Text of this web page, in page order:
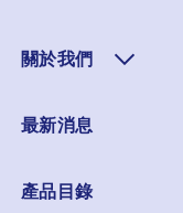
關於我們
最新消息
產品目錄